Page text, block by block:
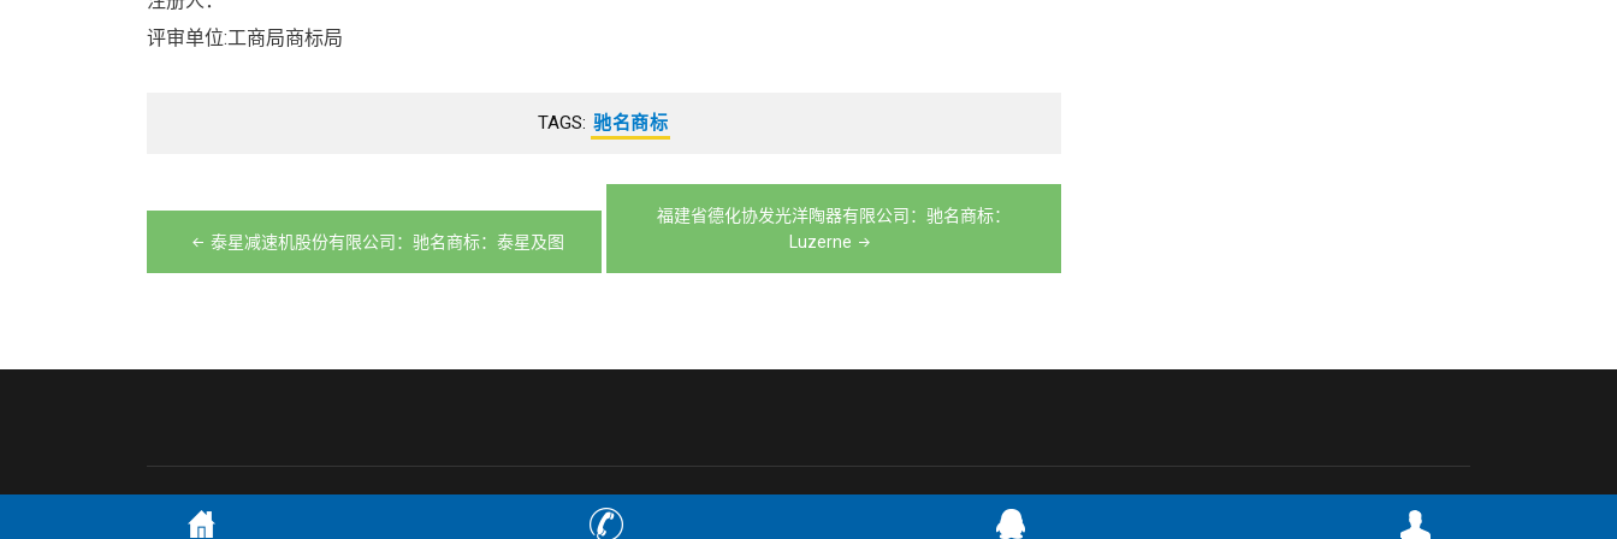
评审单位:工商局商标局
TAGS: 驰名商标
文
泰星减速机股份有限公司：驰名商标：泰星及图
福建省德化协发光洋陶器有限公司：驰名商标：
Luzerne
Theme by